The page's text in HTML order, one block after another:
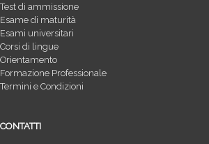
Test di ammissione
Esame di maturità
Esami universitari
Corsi di lingue
Orientamento
Formazione Professionale
Termini e Condizioni
CONTATTI